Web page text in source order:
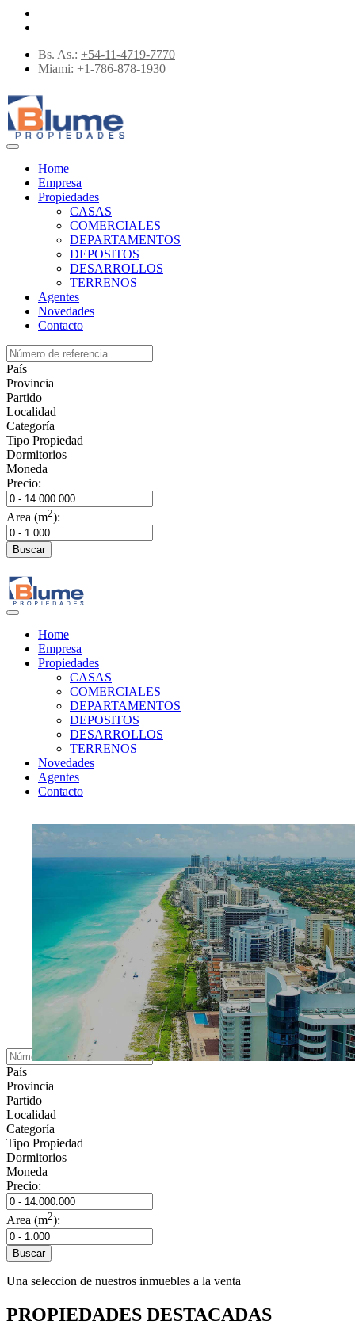
Bs. As.: +54-11-4719-7770
Miami: +1-786-878-1930
Home
Empresa
Propiedades
CASAS
COMERCIALES
DEPARTAMENTOS
DEPOSITOS
DESARROLLOS
TERRENOS
Agentes
Novedades
Contacto
País
Provincia
Partido
Localidad
Categoría
Tipo Propiedad
Dormitorios
Moneda
Precio:
Area (m2):
Buscar
Home
Empresa
Propiedades
CASAS
COMERCIALES
DEPARTAMENTOS
DEPOSITOS
DESARROLLOS
TERRENOS
Novedades
Agentes
Contacto
Blume Propiedades lo acerca a la forma que quiere vivir, en el lugar donde quiere vivir.
LE OFRECEMOS LO QUEESTÁ
País
Provincia
Partido
Localidad
Categoría
Tipo Propiedad
Dormitorios
Moneda
Precio:
Area (m2):
Buscar
Una seleccion de nuestros inmuebles a la venta
PROPIEDADES DESTACADAS